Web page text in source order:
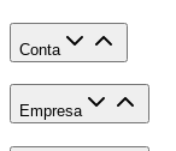
Conta
Empresa